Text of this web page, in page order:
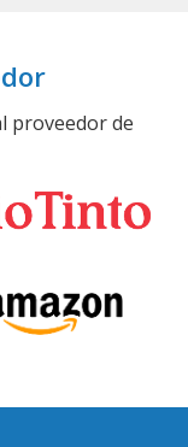
proveedor de